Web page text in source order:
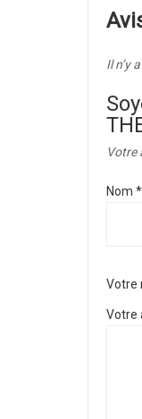
Il n’y
Votre
Nom *
Votre
Votre